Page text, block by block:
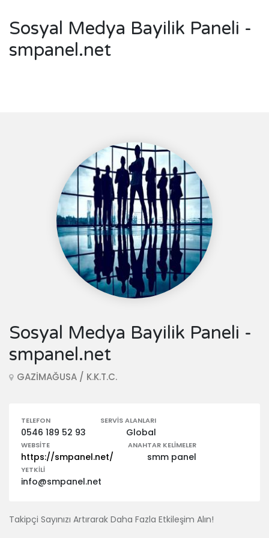
Sosyal Medya Bayilik Paneli -
smpanel.net
Sosyal Medya Bayilik Paneli -
smpanel.net
GAZİMAĞUSA / K.K.T.C.
TELEFON
0546 189 52 93
SERVIS ALANLARI
Global
WEBSITE
https://smpanel.net/
ANAHTAR KELIMELER
smm panel
YETKILI
info@smpanel.net
Takipçi Sayınızı Artırarak Daha Fazla Etkileşim Alın!